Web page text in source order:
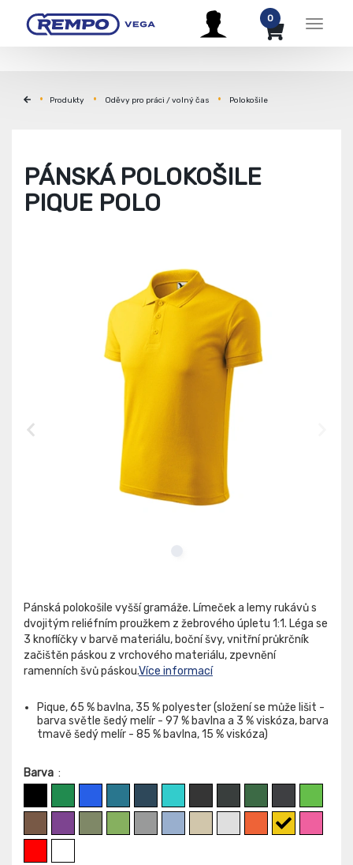
Menu
0
Produkty Oděvy pro práci / volný čas Polokošile
PÁNSKÁ POLOKOŠILE
PIQUE POLO
Pánská polokošile vyšší gramáže. Límeček a lemy rukávů s
dvojitým reliéfním proužkem z žebrového úpletu 1:1. Léga se
3 knoflíčky v barvě materiálu, boční švy, vnitřní průkrčník
začištěn páskou z vrchového materiálu, zpevnění
ramenních švů páskou.Více informací
Pique, 65 % bavlna, 35 % polyester (složení se může lišit -
barva světle šedý melír - 97 % bavlna a 3 % viskóza, barva
tmavě šedý melír - 85 % bavlna, 15 % viskóza)
Barva :